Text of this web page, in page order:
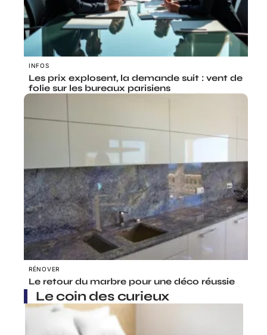
INFOS
Les prix explosent, la demande suit : vent de
folie sur les bureaux parisiens
RÉNOVER
Le retour du marbre pour une déco réussie
Le coin des curieux